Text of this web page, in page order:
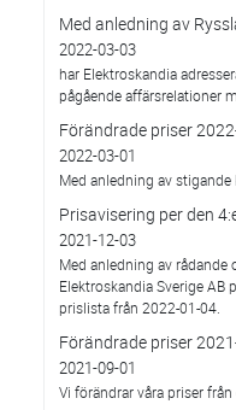
Med anledning av
2022-03-03
har Elektroskandia
pågående affärsrelationer
Förändrade priser
2022-03-01
Med anledning av
Prisavisering per den
2021-12-03
Med anledning av rådande
Elektroskandia Sverige AB
prislista från 2022-01-04.
Förändrade priser
2021-09-01
Vi förändrar våra priser